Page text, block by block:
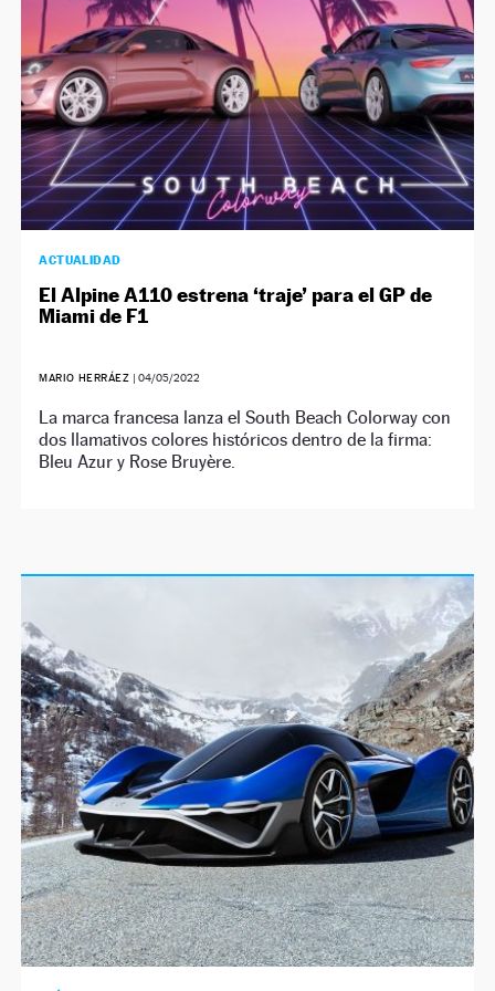
ACTUALIDAD
El Alpine A110 estrena ‘traje’ para el GP de
Miami de F1
MARIO HERRÁEZ | 04/05/2022
La marca francesa lanza el South Beach Colorway con
dos llamativos colores históricos dentro de la firma:
Bleu Azur y Rose Bruyère.